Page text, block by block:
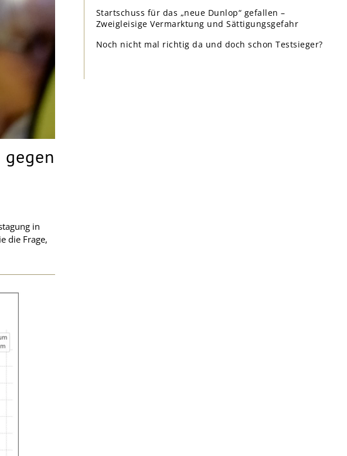
in
die Frage,
Startschuss für das „neue Dunlop“ gefallen –
Zweigleisige Vermarktung und Sättigungsgefahr
Noch nicht mal richtig da und doch schon Testsieger?